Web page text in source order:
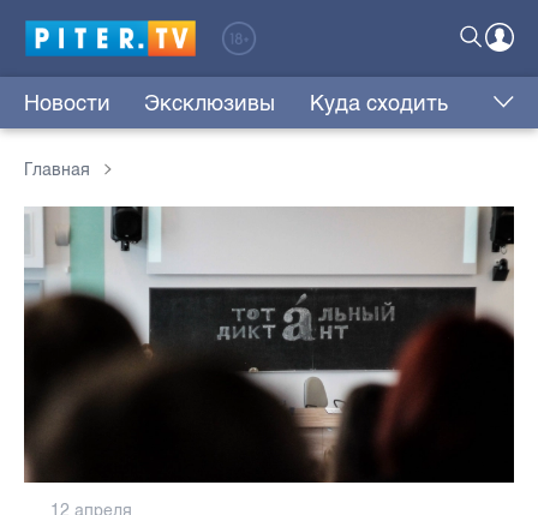
Новости Эксклюзивы Куда сходить
Главная
12 апреля